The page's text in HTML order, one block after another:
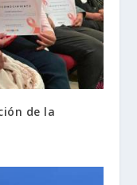
de la